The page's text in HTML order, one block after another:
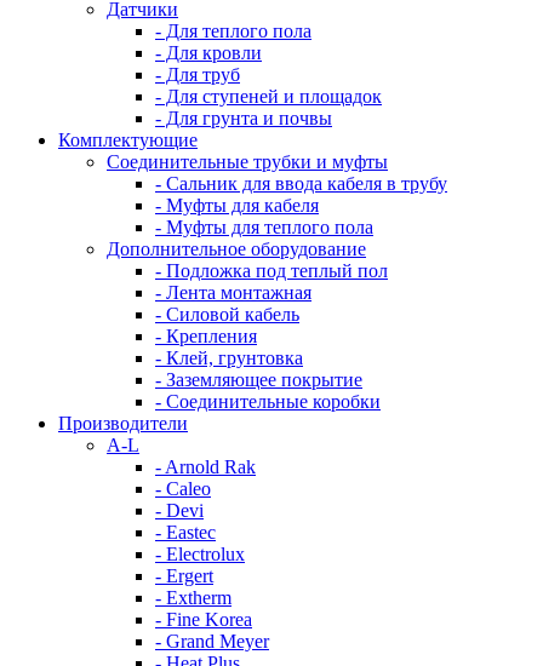
Датчики
- Для теплого пола
- Для кровли
- Для труб
- Для ступеней и площадок
- Для грунта и почвы
Комплектующие
Соединительные трубки и муфты
- Сальник для ввода кабеля в трубу
- Муфты для кабеля
- Муфты для теплого пола
Дополнительное оборудование
- Подложка под теплый пол
- Лента монтажная
- Силовой кабель
- Крепления
- Клей, грунтовка
- Заземляющее покрытие
- Соединительные коробки
Производители
A-L
- Arnold Rak
- Caleo
- Devi
- Eastec
- Electrolux
- Ergert
- Extherm
- Fine Korea
- Grand Meyer